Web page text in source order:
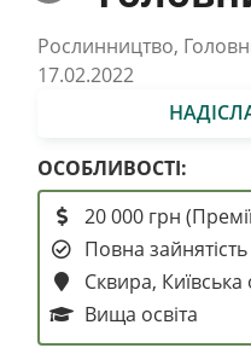
Рослинництво,
17.02.2022
ОСОБЛИВОСТІ:
20 000 грн
Повна зайнятість
Сквира, Київська
Вища освіта